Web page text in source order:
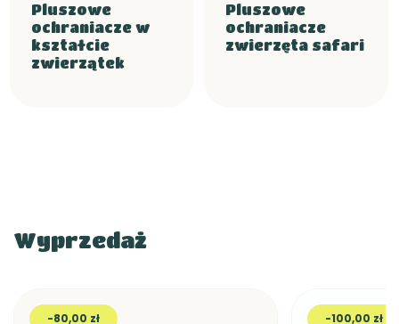
Pluszowe
ochraniacze w
kształcie
zwierzątek
Pluszowe
ochraniacze
zwierzęta safari
Wyprzedaż
-80,00 zł -100,00 zł